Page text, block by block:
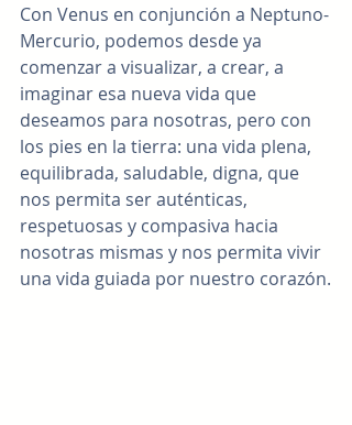
Con Venus en conjunción a Neptuno-
Mercurio, podemos desde ya
comenzar a visualizar, a crear, a
imaginar esa nueva vida que
deseamos para nosotras, pero con
los pies en la tierra: una vida plena,
equilibrada, saludable, digna, que
nos permita ser auténticas,
respetuosas y compasiva hacia
nosotras mismas y nos permita vivir
una vida guiada por nuestro corazón.